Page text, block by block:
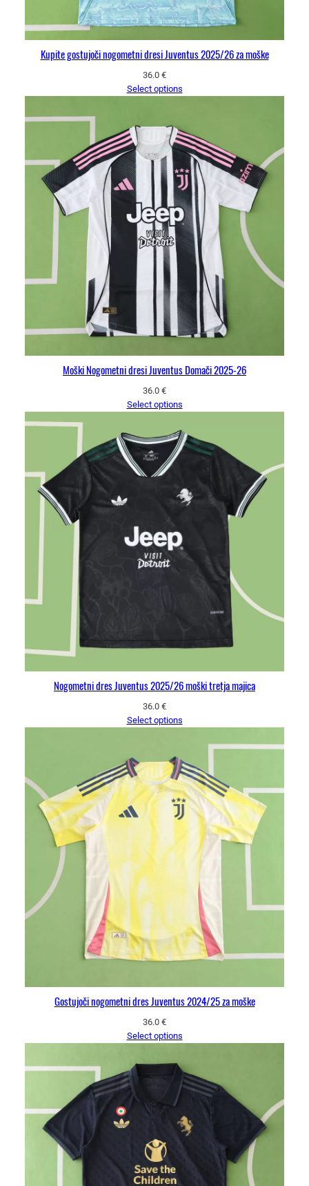
Kupite gostujoči nogometni dresi Juventus 2025/26 za moške
36.0 €
Select options
Moški Nogometni dresi Juventus Domači 2025-26
36.0 €
Select options
Nogometni dres Juventus 2025/26 moški tretja majica
36.0 €
Select options
Gostujoči nogometni dres Juventus 2024/25 za moške
36.0 €
Select options